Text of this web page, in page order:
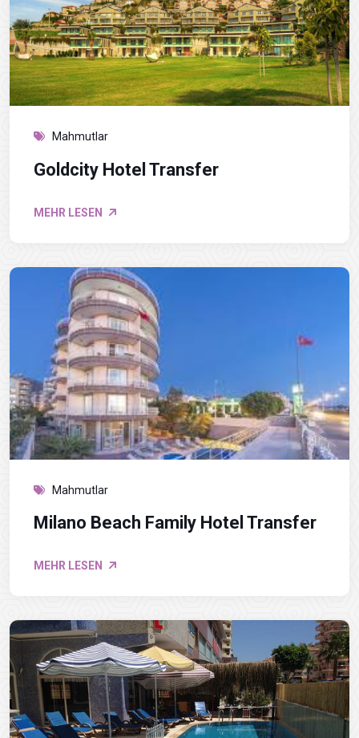
Mahmutlar
Goldcity Hotel Transfer
MEHR LESEN
Mahmutlar
Milano Beach Family Hotel Transfer
MEHR LESEN